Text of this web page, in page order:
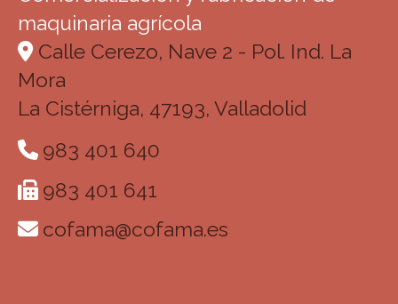
maquinaria agrícola
Calle Cerezo, Nave 2 - Pol. Ind. La
Mora
La Cistérniga, 47193, Valladolid
983 401 640
983 401 641
cofama
cofama.es